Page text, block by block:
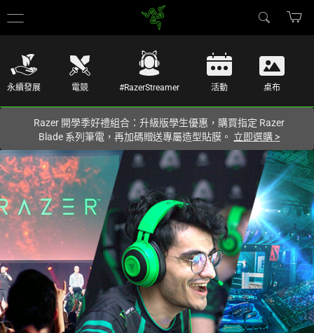
的網站.
永續發展 電競 #RazerStreamer 活動 桌布
Razer 開學季好禮組合：升級版學生優惠，購買指定 Razer
Blade 系列筆電，再加碼贈送專屬造型貼膜。 立即選購 >